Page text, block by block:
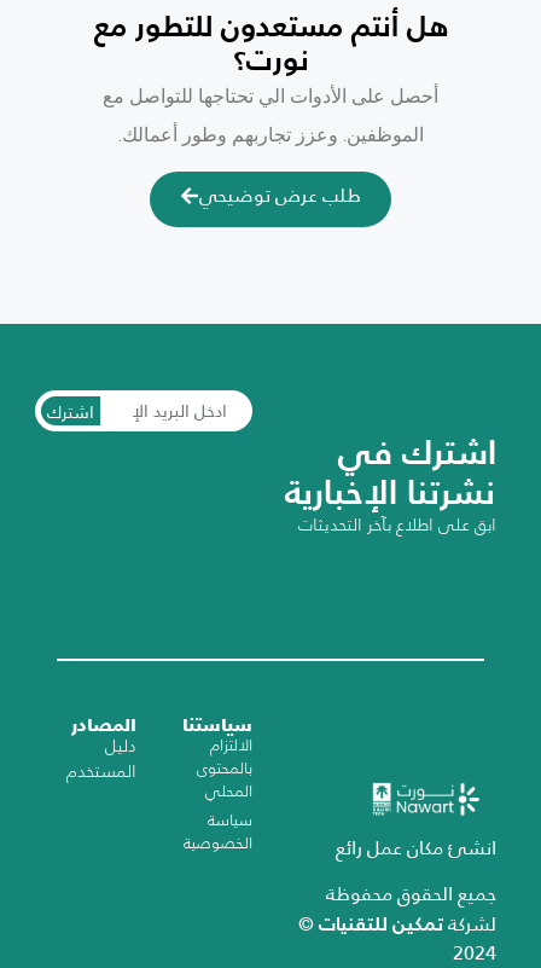
هل أنتم مستعدون للتطور مع
نورت؟
أحصل على الأدوات الي تحتاجها للتواصل مع
الموظفين. وعزز تجاربهم وطور أعمالك.
طلب عرض توضيحي
اشترك في
نشرتنا الإخبارية
ابق على اطلاع بآخر التحديثات
اشترك
انشئ مكان عمل رائع
جميع الحقوق محفوظة
لشركةتمكين للتقنيات©
2024
سياستنا
الالتزام
بالمحتوى
المحلي
سياسة
الخصوصية
المصادر
دليل
المستخدم